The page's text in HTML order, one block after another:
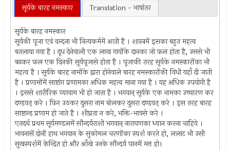
सूर्यके बारह नमस्कार Translation - भाषांतर
सूर्यके बारह नमस्कार
सूर्यकी पूजा एवं वन्दना भी नित्यकर्ममें आती है । शास्त्रमें इसका बहुत महत्व
बतलाया गया है । दूध देनेवाली एक लाख गायोंके दानका जो फ़ल होता है, उससे भी
बढकर फ़ल एक दिनकी सूर्यपूजासे होता है । पूजाकी तरह सूर्यके नमस्कारोंका भी
महत्व है । सूर्यके बारह नामोंके द्वारा होनेवाले बारह नमस्कारोंकी विधी यहाँ दी जाती
है । प्रणामोंमें साष्टांग प्रणामका अधिक महत्व माना गया है । यह अधिक उपयोगी है
। इससे शारीरिक व्यायाम भी हो जाता है । भगवान् सूर्यके एक नामका उच्चारण कर
दण्डवत् करे । फ़िर उठकर दुसरा नाम बोलकर दुसरा दण्डवत् करे । इस तरह बारह
साष्टान्ड प्रणाम हो जाते है । शीघ्रता न करे, भक्ति-भावसे करे ।
एतदर्थ प्रथम सूर्यमण्डलमें सौन्दर्यराशी भगवान् नारायणका ध्यान करना चाहिये ।
भावनासें दोनों हाथ भगवान के सुकोमल चरणोंका स्पर्श करते हो, ललाट भी उसी
सुखस्पर्शमें केन्द्रित हो और आँखे उनके सौन्दर्य पानमें मत्त हो।